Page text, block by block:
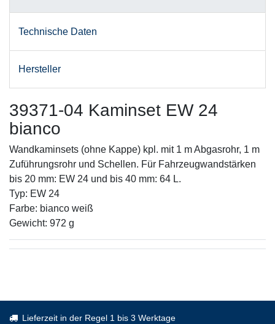
Technische Daten
Hersteller
39371-04 Kaminset EW 24
bianco
Wandkaminsets (ohne Kappe) kpl. mit 1 m Abgasrohr, 1 m
Zuführungsrohr und Schellen. Für Fahrzeugwandstärken
bis 20 mm: EW 24 und bis 40 mm: 64 L.
Typ: EW 24
Farbe: bianco weiß
Gewicht: 972 g
Lieferzeit in der Regel 1 bis 3 Werktage